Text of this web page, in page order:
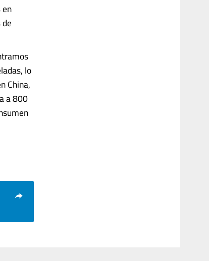
lo
China,
a 800